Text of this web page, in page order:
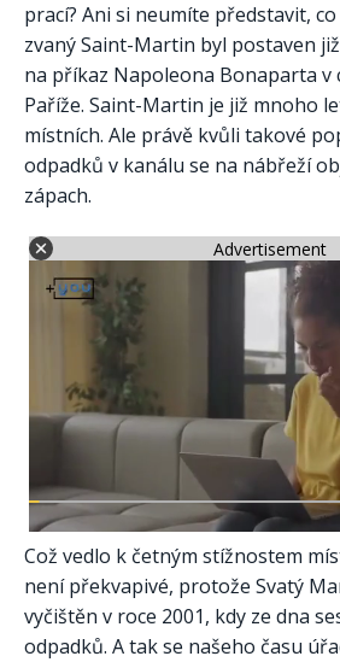
prací? Ani si neumíte představit,
zvaný Saint-Martin byl postaven
na příkaz Napoleona Bonaparta v
Paříže. Saint-Martin je již mnoho
místních. Ale právě kvůli takové
odpadků v kanálu se na nábřeží
zápach.
Advertisement
Což vedlo k četným stížnostem
není překvapivé, protože Svatý
vyčištěn v roce 2001, kdy ze dna
odpadků. A tak se našeho času